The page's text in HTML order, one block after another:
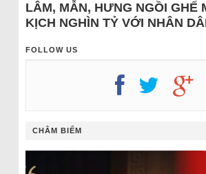
LÂM, MẪN, HƯNG NGỒI GHẾ
KỊCH NGHÌN TỶ VỚI NHÂN
FOLLOW US
CHÂM BIẾM